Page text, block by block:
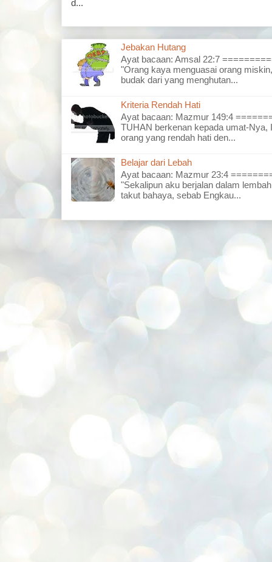
d...
Jebakan Hutang
Ayat bacaan: Amsal 22:7
"Orang kaya menguasai orang
budak dari yang menghutan...
Kriteria Rendah Hati
Ayat bacaan: Mazmur 149:4
TUHAN berkenan kepada umat-Nya,
orang yang rendah hati den...
Belajar dari Lebah
Ayat bacaan: Mazmur 23:4
"Sekalipun aku berjalan dalam
takut bahaya, sebab Engkau...